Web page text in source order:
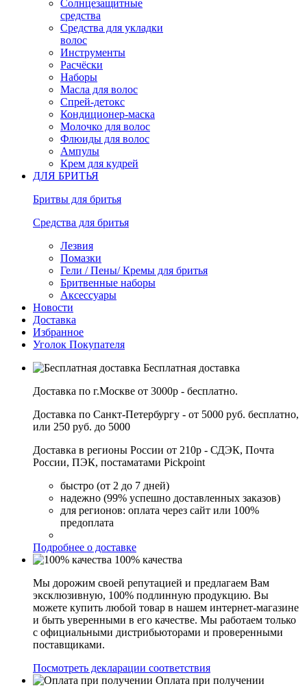
Солнцезащитные
средства
Средства для укладки
волос
Инструменты
Расчёски
Наборы
Масла для волос
Спрей-детокс
Кондиционер-маска
Молочко для волос
Флюиды для волос
Ампулы
Крем для кудрей
ДЛЯ БРИТЬЯ
Бритвы для бритья
Средства для бритья
Лезвия
Помазки
Гели / Пены/ Кремы для бритья
Бритвенные наборы
Аксессуары
Новости
Доставка
Избранное
Уголок Покупателя
Бесплатная доставка
Доставка по г.Москве от 3000р - бесплатно.
Доставка по Санкт-Петербургу - от 5000 руб. бесплатно,
или 250 руб. до 5000
Доставка в регионы России от 210р - СДЭК, Почта
России, ПЭК, постаматами Pickpoint
быстро (от 2 до 7 дней)
надежно (99% успешно доставленных заказов)
для регионов: оплата через сайт или 100%
предоплата
Подробнее о доставке
100% качества
Мы дорожим своей репутацией и предлагаем Вам
эксклюзивную, 100% подлинную продукцию. Вы
можете купить любой товар в нашем интернет-магазине
и быть уверенными в его качестве. Мы работаем только
с официальными дистрибьюторами и проверенными
поставщиками.
Посмотреть декларации соответствия
Оплата при получении